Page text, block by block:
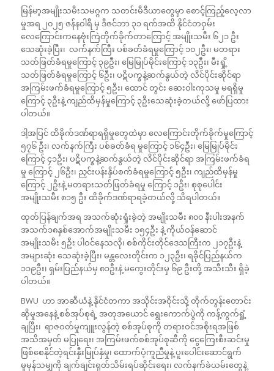
မြန်မာ့အမျိုးသမီးသမဂ္ဂက သတင်းမီဒီယာတွေမှာ စောင့်ကြည့်လေ့လာ
မှုအရ ၂၀၂၅ ဇန်နဝါရီ မှ ဒီဇင်ဘာ ၃၁ ရက်အထိ နိုင်ငံတဝှမ်း
လေကြောင်းကနေဗုံးကြဲတိုက်ခိုက်တာကြောင့် အမျိုးသမီး ၆၂၁ ဦး
သေဆုံးခဲ့ပြီး၊ လက်နက်ကြီး ပစ်ခတ်ခံရမှု‌ကြောင့် ၁၀၂ဦး၊ မတရား
သတ်ဖြတ်ခံရမှုကြောင့် ၃၉ဦး၊ မြေမြုပ်မိုင်းကြောင့် ၁၃ဦး၊ မီးရှို့
သတ်ဖြတ်ခံရမှုကြောင့် ၆ဦး၊ ပဋိပက္ခနဲ့ဆက်နွယ်တဲ့ လိင်ပိုင်းဆိုင်ရာ
အကြမ်းဖက်ခံရမှုကြောင့် ၅ဦး၊ ထောင် တွင်း ဆေးဝါးကုသမှု မရရှိမှု
ကြောင့် ၃ဦးနဲ့ ကျည်ထိမှန်မှုကြောင့် ၃ဦးသေဆုံးခဲ့တယ်လို့ ဖော်ပြထား
ပါတယ်။
ဒါ့အပြင် ထိခိုက်ဒဏ်ရာရရှိမှုတွေထဲမှာ လေကြောင်းတိုက်ခိုက်မှုကြောင့်
၅၇၆ ဦး၊ လက်နက်ကြီး ပစ်ခတ်ခံရ မှုကြောင့် ၁၆၄ဦး၊ မြေမြုပ်မိုင်း
ကြောင့် ၄၁ဦး၊ ပဋိပက္ခနဲ့ဆက်နွယ်တဲ့ လိင်ပိုင်းဆိုင်ရာ အကြမ်းဖက်ခံရ
မှု ကြောင့် ၂၆ဦး၊ ညှင်းပန်းနှိပ်စက်ခံရမှုကြောင့် ၅ဦး၊ ကျည်ထိမှန်မှု
ကြောင့် ၂ဦးနဲ့ မတရားသတ်ဖြတ်ခံရမှု ကြောင့် ၁ဦး၊ စုစုပေါင်း
အမျိုးသမီး ၈၁၅ ဦး ထိခိုက်ဒဏ်ရာရခဲ့တယ်လို့ သိရပါတယ်။
ထုတ်ပြန်ချက်အရ အသက်ဆုံးရှုံးခဲ့တဲ့ အမျိုးသမီး ၈၀၀ နီးပါးအနက်
အသက်၁၈နှစ်အောက်အမျိုးသမီး ၁၅၄ဦး နဲ့ ကိုယ်ဝန်ဆောင်
အမျိုးသမီး ၅ဦး ပါဝင်နေသလို၊ စစ်ကိုင်းတိုင်ဒေသကြီးက ၂၁၇ဦးနဲ့
အများဆုံး သေဆုံးခဲ့ပြီး၊ မန္တလေးတိုင်းက ၁၂၃ဦး၊ ရခိုင်ပြည်နယ်က
၁၁၉ဦး၊ ရှမ်းပြည်နယ်မှ ၈၁ဦးနဲ့ မကွေးတိုင်းမှ ၆၉ ဦးတို့ အသီးသီး ရှိခဲ့
ပါတယ်။
BWU ဟာ အာဆီယံနဲ့ နိုင်ငံတကာ အသိုင်းအဝိုင်းသို့ တိုက်တွန်းတောင်း
ဆိုမှုအနေနဲ့ စစ်အုပ်စုရဲ့ အတုအယောင် ရွေးကောက်ပွဲကို ကန့်ကွက်ရှုံ့
ချပြီး၊ ရာဇဝတ်မှုကျူးလွန်တဲ့ စစ်အုပ်စုကို တရားဝင်အစိုးရအဖြစ်
အသိအမှတ် မပြုရေး၊ အကြမ်းဖက်စစ်အုပ်စုဆီကို ငွေကြေးစီးဆင်းမှု
ဖြစ်စေနိုင်တဲ့ရင်းနှီးမြုပ်နှံမှု၊ ထောက်ပံ့ကူညီမှုနဲ့ ပူးပေါင်းဆောင်ရွက်
မှုမှန်သမျှကို ချက်ချင်းရုတ်သိမ်းရပ်ဆိုင်းရေး၊ လက်နက်ခဲယမ်းတွေနဲ့